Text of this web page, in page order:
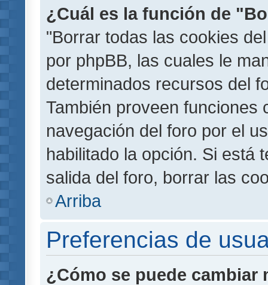
¿Cuál es la función de
"Borrar todas las cookies
por phpBB, las cuales le
determinados recursos del
También proveen funciones
navegación del foro por el
habilitado la opción. Si está
salida del foro, borrar las
Arriba
Preferencias de
¿Cómo se puede